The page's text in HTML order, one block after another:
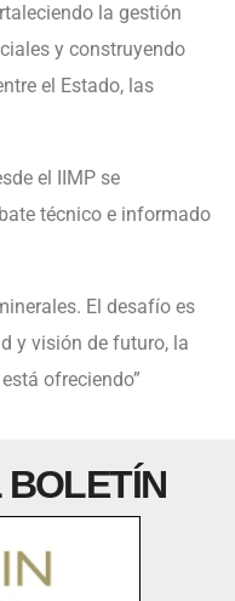
la gestión
y construyendo
el Estado, las
el IIMP se
técnico e informado
El desafío es
y visión de futuro, la
ofreciendo”
BOLETÍN